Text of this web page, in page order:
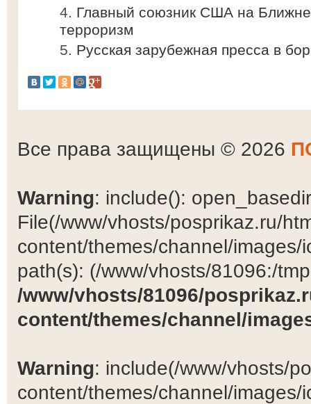
Главный союзник США на
терроризм
Русская зарубежная пресса в
Все права защищены © 2026
Warning: include():
File(/www/vhosts/posprikaz.ru/
content/themes/channel/
path(s): (/www/vhosts/81096:/
/www/vhosts/81096/
content/themes/channel/
Warning: include(/www/vhosts/
content/themes/channel/